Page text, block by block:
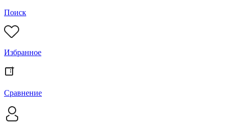
Поиск
Избранное
Сравнение